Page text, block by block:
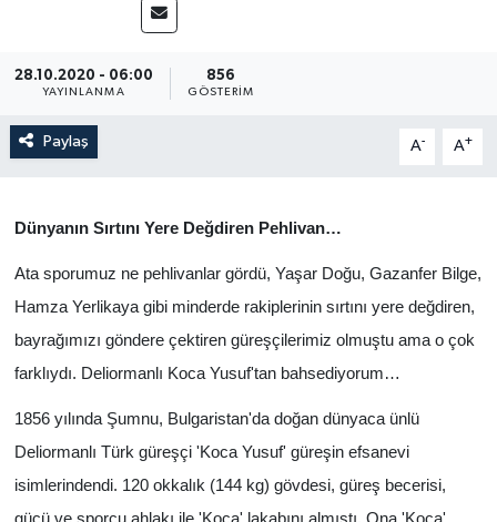
28.10.2020 - 06:00
YAYINLANMA
856
GÖSTERIM
Paylaş A- A+
Dünyanın Sırtını Yere Değdiren Pehlivan…
Ata sporumuz ne pehlivanlar gördü, Yaşar Doğu, Gazanfer Bilge,
Hamza Yerlikaya gibi minderde rakiplerinin sırtını yere değdiren,
bayrağımızı göndere çektiren güreşçilerimiz olmuştu ama o çok
farklıydı. Deliormanlı Koca Yusuf'tan bahsediyorum…
1856 yılında Şumnu, Bulgaristan'da doğan dünyaca ünlü
Deliormanlı Türk güreşçi 'Koca Yusuf' güreşin efsanevi
isimlerindendi. 120 okkalık (144 kg) gövdesi, güreş becerisi,
Yurtiçi Gezi
Ziyaretler
Hakkımızda
Sanat
Tüm Manşetler
Son Dakika Haberleri
Haber Arşivi